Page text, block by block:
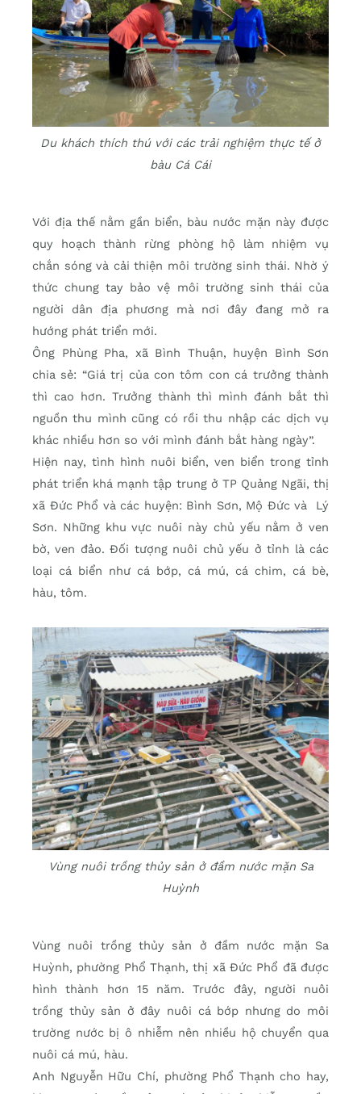
Du khách thích thú với các trải nghiệm thực tế ở
bàu Cá Cái
Với địa thế nằm gần biển, bàu nước mặn này được
quy hoạch thành rừng phòng hộ làm nhiệm vụ
chắn sóng và cải thiện môi trường sinh thái. Nhờ ý
thức chung tay bảo vệ môi trường sinh thái của
người dân địa phương mà nơi đây đang mở ra
hướng phát triển mới.
Ông Phùng Pha, xã Bình Thuận, huyện Bình Sơn
chia sẻ: “Giá trị của con tôm con cá trưởng thành
thì cao hơn. Trưởng thành thì mình đánh bắt thì
nguồn thu mình cũng có rồi thu nhập các dịch vụ
khác nhiều hơn so với mình đánh bắt hàng ngày”.
Hiện nay, tình hình nuôi biển, ven biển trong tỉnh
phát triển khá mạnh tập trung ở TP Quảng Ngãi, thị
xã Đức Phổ và các huyện: Bình Sơn, Mộ Đức và Lý
Sơn. Những khu vực nuôi này chủ yếu nằm ở ven
bờ, ven đảo. Đối tượng nuôi chủ yếu ở tỉnh là các
loại cá biển như cá bớp, cá mú, cá chim, cá bè,
hàu, tôm.
Vùng nuôi trồng thủy sản ở đầm nước mặn Sa
Huỳnh
Vùng nuôi trồng thủy sản ở đầm nước mặn Sa
Huỳnh, phường Phổ Thạnh, thị xã Đức Phổ đã được
hình thành hơn 15 năm. Trước đây, người nuôi
trồng thủy sản ở đây nuôi cá bớp nhưng do môi
trường nước bị ô nhiễm nên nhiều hộ chuyển qua
nuôi cá mú, hàu.
Anh Nguyễn Hữu Chí, phường Phổ Thạnh cho hay,